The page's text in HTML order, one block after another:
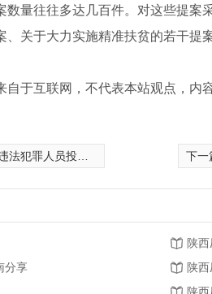
量往往多达几百件。对这些提案
、关于大力实施精准扶贫的若干提
自于互联网，不代表本站观点，内
罪人员投案自首 下一
陕
分享
陕